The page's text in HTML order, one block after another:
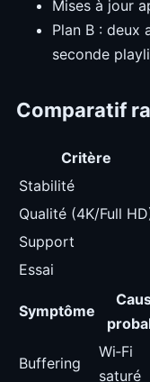
Mises à jour
Plan B : deux
seconde
Comparatif
Critère
Stabilité
Qualité (4K/Full
Support
Essai
Symptôme
Buffering
Wi‑Fi
saturé